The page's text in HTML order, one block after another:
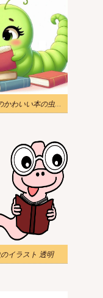
子供向けのかわいい本の虫のイラスト
イラスト 透明